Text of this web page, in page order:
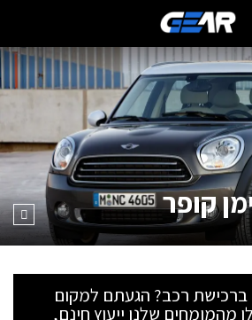
קופר
ברכישת רכב? הגעתם למקום
מהמומחים שלנו ייעוץ חינם,